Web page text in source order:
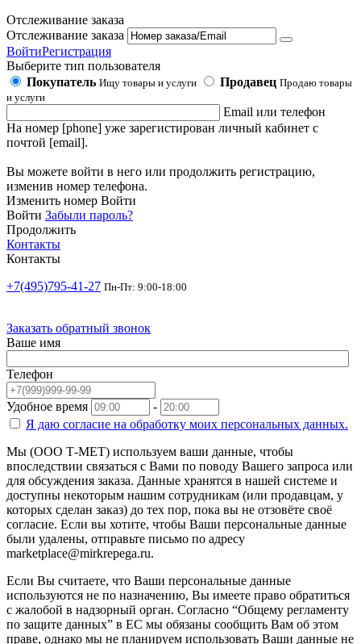
Отслеживание заказа
Отслеживание заказа
ВойтиРегистрация
Выберите тип пользователя
Покупатель Ищу товары и услуги Продавец Продаю товары
и услуги
Email или телефон
На номер [phone] уже зарегистирован личный кабинет с
почтой [email].
Вы можете войти в него или продолжить регистрацию,
изменив номер телефона.
Изменить номер Войти
Войти Забыли пароль?
Продолжить
Контакты
Контакты
+7(495)795-41-27 Пн-Пт: 9:00-18:00
Заказать обратный звонок
Ваше имя
Телефон
Удобное время
-
Я даю согласие на обработку моих персональных данных.
Мы (ООО Т-МЕТ) используем ваши данные, чтобы
впоследствии связаться с Вами по поводу Вашего запроса или
для обсуждения заказа. Данные хранятся в нашей системе и
доступны некоторым нашим сотрудникам (или продавцам, у
которых сделан заказ) до тех пор, пока вы не отзовёте своё
согласие. Если вы хотите, чтобы Ваши персональные данные
были удалены, отправьте письмо по адресу
marketplace@mirkrepega.ru.
Если Вы считаете, что Ваши персональные данные
используются не по назначению, Вы имеете право обратиться
с жалобой в надзорный орган. Согласно “Общему регламенту
по защите данных” в ЕС мы обязаны сообщить Вам об этом
праве, однако мы не планируем использовать Ваши данные не